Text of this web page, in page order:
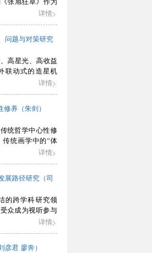
张旭狂草》作为
究路径既包含中
生，并主张借鉴
题，如用哲学、
美学意义。他通
阔视角和多元理
路。当前书法研
要借鉴书法史译
论进行索引，然
详情
问题与对策研究
高星光、高收益
联动式的造星机
最高流量并实现
星、唯市场）问
理，牢牢把握原
法理思维和法治
、造星和追星机
新网络文艺监管
健康、可持续发
详情
养（朱剑）
统哲学中心性修
传统画学中的“体
想而主要分为道
达”的“体道”进
学中的“人品”内
道”所需的条件，
详情
展路径研究（司
的跨学科研究领
众成为视听参与
角度出发，用案
详情
彦君 廖奔）